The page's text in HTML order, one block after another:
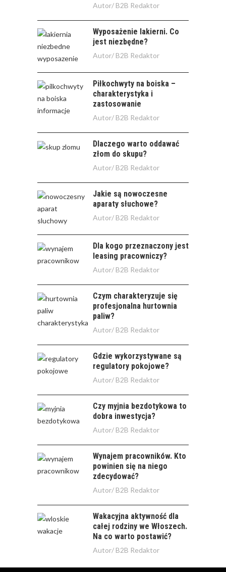
Autor/ B2B Redaktor
Wyposażenie lakierni. Co
jest niezbędne?
Autor/ B2B Redaktor
Piłkochwyty na boiska –
charakterystyka i
zastosowanie
Autor/ B2B Redaktor
Dlaczego warto oddawać
złom do skupu?
Autor/ B2B Redaktor
Jakie są nowoczesne
aparaty słuchowe?
Autor/ B2B Redaktor
Dla kogo przeznaczony jest
leasing pracowniczy?
Autor/ B2B Redaktor
Czym charakteryzuje się
profesjonalna hurtownia
paliw?
Autor/ B2B Redaktor
Gdzie wykorzystywane są
regulatory pokojowe?
Autor/ B2B Redaktor
Czy myjnia bezdotykowa to
dobra inwestycja?
Autor/ B2B Redaktor
Wynajem pracowników. Kto
powinien się na niego
zdecydować?
Autor/ B2B Redaktor
Wakacyjna aktywność dla
całej rodziny we Włoszech.
Na co warto postawić?
Autor/ B2B Redaktor